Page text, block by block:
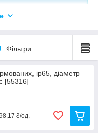
заміну товару, який
вам позиції за
оптова,
об'єктів і
Фільтри
ip65, діаметр
[55316]
₴/од.